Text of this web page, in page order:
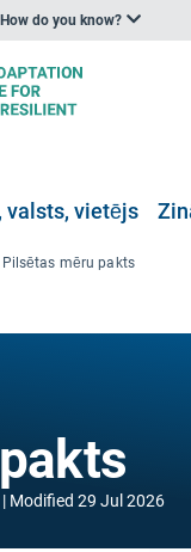
do you know?
valsts, vietējs
Pilsētas mēru pakts
Modified 29 Jul 2026